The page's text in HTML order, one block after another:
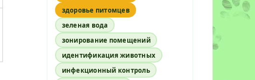
здоровье питомцев
зеленая вода
зонирование помещений
идентификация животных
инфекционный контроль